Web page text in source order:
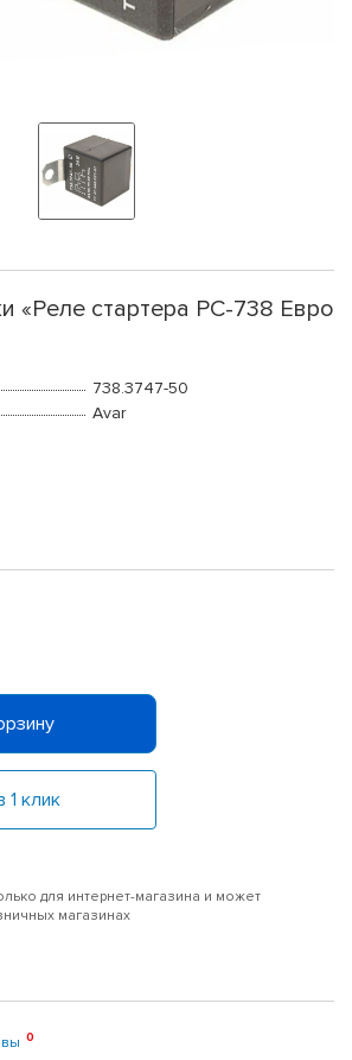
«Реле стартера РС-738 Евро
738.3747-50
Avar
1 клик
для интернет-магазина и может
магазинах